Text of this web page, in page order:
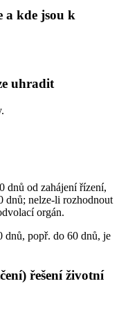
a kde jsou k
uhradit
dnů od zahájení řízení,
dnů; nelze-li rozhodnout
orgán.
dnů, popř. do 60 dnů, je
řešení životní